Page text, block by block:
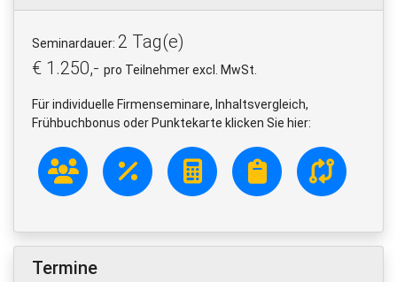
Seminardauer: 2 Tag(e)
€ 1.250,- pro Teilnehmer excl. MwSt.
Für individuelle Firmenseminare, Inhaltsvergleich,
Frühbuchbonus oder Punktekarte klicken Sie hier:
Termine